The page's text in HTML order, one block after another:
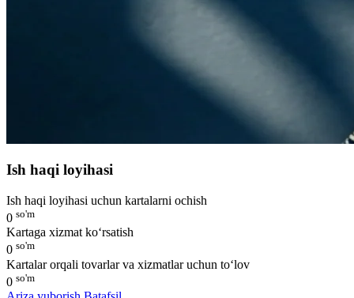
Ish haqi loyihasi
Ish haqi loyihasi uchun kartalarni ochish
0 so'm
Kartaga xizmat ko‘rsatish
0 so'm
Kartalar orqali tovarlar va xizmatlar uchun to‘lov
0 so'm